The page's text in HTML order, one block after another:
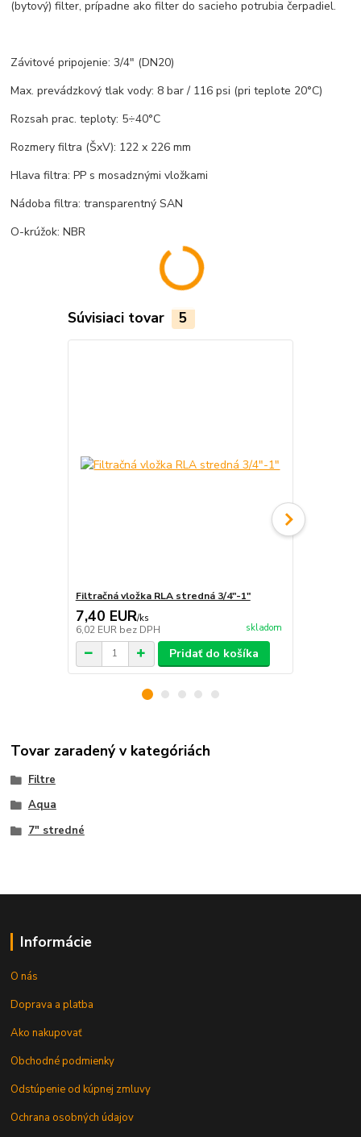
(bytový) filter, prípadne ako filter do sacieho potrubia čerpadiel.
Závitové pripojenie: 3/4" (DN20)
Max. prevádzkový tlak vody: 8 bar / 116 psi (pri teplote 20°C)
Rozsah prac. teploty: 5÷40°C
Rozmery filtra (ŠxV): 122 x 226 mm
Hlava filtra: PP s mosadznými vložkami
Nádoba filtra: transparentný SAN
O-krúžok: NBR
Súvisiaci tovar 5
Filtračná vložka RLA stredná 3/4"-1"
7,40 EUR/ks
6,02 EUR bez DPH skladom
Pridať do košíka
Tovar zaradený v kategóriách
Filtre
Aqua
7" stredné
Informácie
O nás
Doprava a platba
Ako nakupovať
Obchodné podmienky
Odstúpenie od kúpnej zmluvy
Ochrana osobných údajov